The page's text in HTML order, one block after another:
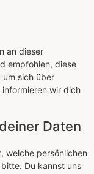
an dieser
empfohlen, diese
um sich über
wir dich
Daten
welche persönlichen
Du kannst uns